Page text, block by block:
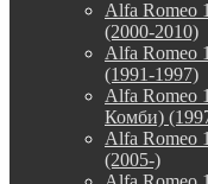
Alfa Romeo
(2000-2010)
Alfa Romeo
(1991-1997)
Alfa Romeo
Комби)
Alfa Romeo
(2005-)